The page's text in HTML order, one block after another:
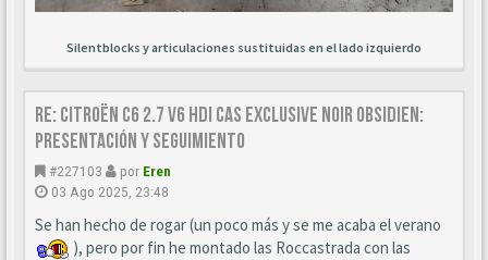
Silentblocks y articulaciones sustituidas en el lado izquierdo
Re: Citroën C6 2.7 V6 HDi CAS Exclusive Noir Obsidien:
Presentación y seguimiento
#227103 por Eren
03 Ago 2025, 23:48
Se han hecho de rogar (un poco más y se me acaba el verano
), pero por fin he montado las Roccastrada con las